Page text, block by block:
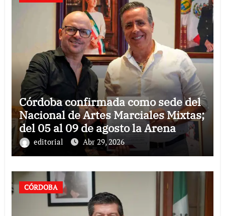
Córdoba confirmada como sede del
Nacional de Artes Marciales Mixtas;
del 05 al 09 de agosto la Arena
Córdoba recibirá dicho campeonato
editorial Abr 29, 2026
CÓRDOBA